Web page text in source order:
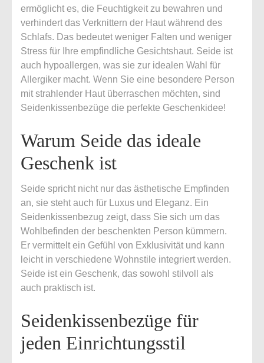
ermöglicht es, die Feuchtigkeit zu bewahren und
verhindert das Verknittern der Haut während des
Schlafs. Das bedeutet weniger Falten und weniger
Stress für Ihre empfindliche Gesichtshaut. Seide ist
auch hypoallergen, was sie zur idealen Wahl für
Allergiker macht. Wenn Sie eine besondere Person
mit strahlender Haut überraschen möchten, sind
Seidenkissenbezüge die perfekte Geschenkidee!
Warum Seide das ideale
Geschenk ist
Seide spricht nicht nur das ästhetische Empfinden
an, sie steht auch für Luxus und Eleganz. Ein
Seidenkissenbezug zeigt, dass Sie sich um das
Wohlbefinden der beschenkten Person kümmern.
Er vermittelt ein Gefühl von Exklusivität und kann
leicht in verschiedene Wohnstile integriert werden.
Seide ist ein Geschenk, das sowohl stilvoll als
auch praktisch ist.
Seidenkissenbezüge für
jeden Einrichtungsstil